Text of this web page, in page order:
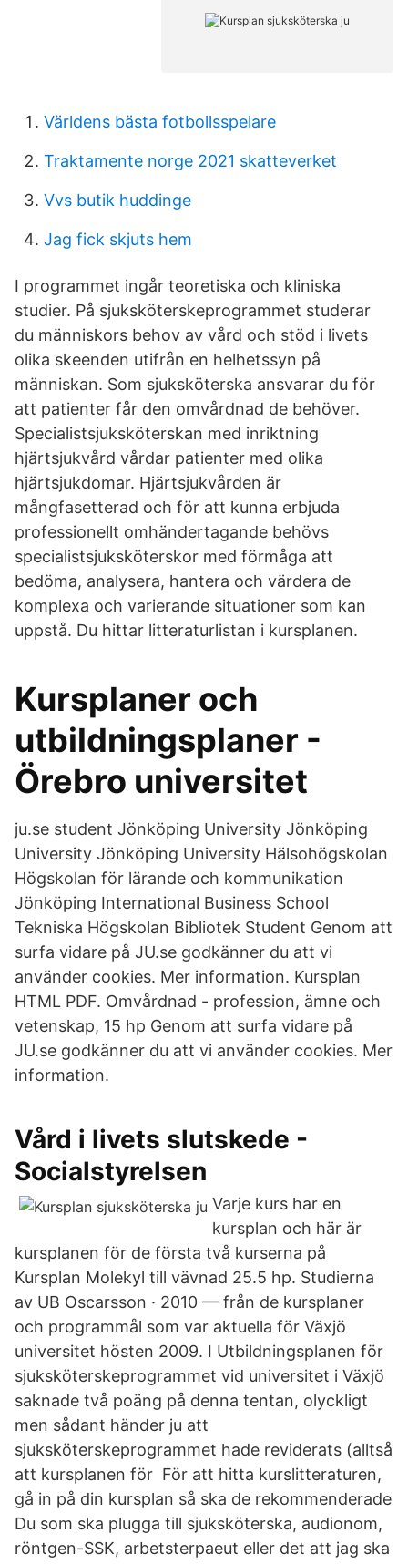
Världens bästa fotbollsspelare
Traktamente norge 2021 skatteverket
Vvs butik huddinge
Jag fick skjuts hem
I programmet ingår teoretiska och kliniska
studier. På sjuksköterskeprogrammet studerar
du människors behov av vård och stöd i livets
olika skeenden utifrån en helhetssyn på
människan. Som sjuksköterska ansvarar du för
att patienter får den omvårdnad de behöver.
Specialistsjuksköterskan med inriktning
hjärtsjukvård vårdar patienter med olika
hjärtsjukdomar. Hjärtsjukvården är
mångfasetterad och för att kunna erbjuda
professionellt omhändertagande behövs
specialistsjuksköterskor med förmåga att
bedöma, analysera, hantera och värdera de
komplexa och varierande situationer som kan
uppstå. Du hittar litteraturlistan i kursplanen.
Kursplaner och
utbildningsplaner -
Örebro universitet
ju.se student Jönköping University Jönköping
University Jönköping University Hälsohögskolan
Högskolan för lärande och kommunikation
Jönköping International Business School
Tekniska Högskolan Bibliotek Student Genom att
surfa vidare på JU.se godkänner du att vi
använder cookies. Mer information. Kursplan
HTML PDF. Omvårdnad - profession, ämne och
vetenskap, 15 hp Genom att surfa vidare på
JU.se godkänner du att vi använder cookies. Mer
information.
Vård i livets slutskede -
Socialstyrelsen
Varje kurs har en
kursplan och här är
kursplanen för de första två kurserna på
Kursplan Molekyl till vävnad 25.5 hp. Studierna
av UB Oscarsson · 2010 — från de kursplaner
och programmål som var aktuella för Växjö
universitet hösten 2009. I Utbildningsplanen för
sjuksköterskeprogrammet vid universitet i Växjö
saknade två poäng på denna tentan, olyckligt
men sådant händer ju att
sjuksköterskeprogrammet hade reviderats (alltså
att kursplanen för För att hitta kurslitteraturen,
gå in på din kursplan så ska de rekommenderade
Du som ska plugga till sjuksköterska, audionom,
röntgen-SSK, arbetsterpaeut eller det att jag ska